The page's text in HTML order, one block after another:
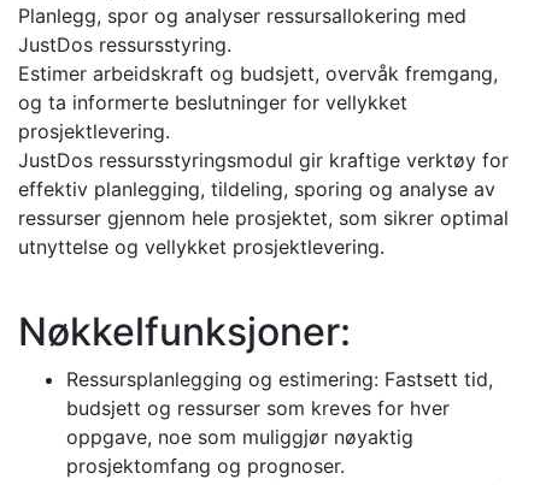
Planlegg, spor og analyser ressursallokering med
JustDos ressursstyring.
Estimer arbeidskraft og budsjett, overvåk fremgang,
og ta informerte beslutninger for vellykket
prosjektlevering.
JustDos ressursstyringsmodul gir kraftige verktøy for
effektiv planlegging, tildeling, sporing og analyse av
ressurser gjennom hele prosjektet, som sikrer optimal
utnyttelse og vellykket prosjektlevering.
Nøkkelfunksjoner:
Ressursplanlegging og estimering: Fastsett tid,
budsjett og ressurser som kreves for hver
oppgave, noe som muliggjør nøyaktig
prosjektomfang og prognoser.